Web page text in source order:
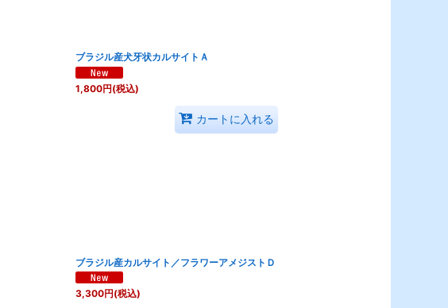
ブラジル産犬牙状カルサイトＡ
1,800円(税込)
カートに入れる
ブラジル産カルサイト／フラワーアメジストＤ
3,300円(税込)